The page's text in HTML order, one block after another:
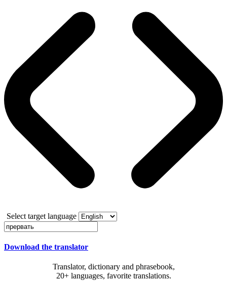
Select target language
Download the translator
Translator, dictionary and phrasebook,
20+ languages, favorite translations.